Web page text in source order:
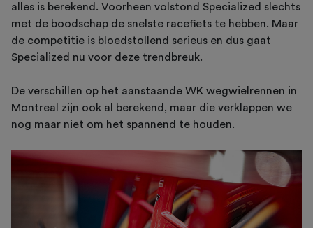
alles is berekend. Voorheen volstond Specialized slechts
met de boodschap de snelste racefiets te hebben. Maar
de competitie is bloedstollend serieus en dus gaat
Specialized nu voor deze trendbreuk.
De verschillen op het aanstaande WK wegwielrennen in
Montreal zijn ook al berekend, maar die verklappen we
nog maar niet om het spannend te houden.